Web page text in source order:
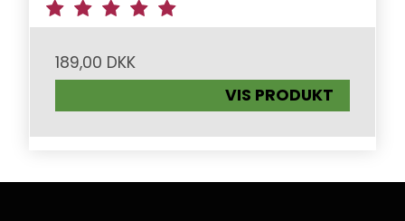
189,00 DKK
VIS PRODUKT